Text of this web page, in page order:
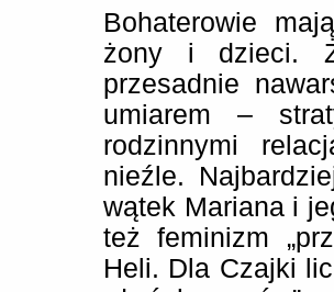
Bohaterowie
żony i dzieci.
przesadnie
umiarem –
rodzinnymi
nieźle.
wątek Mariana i
też feminizm
Heli. Dla Czajki